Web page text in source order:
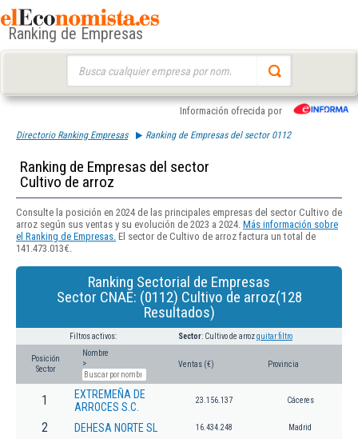
Ranking de Empresas
Información ofrecida por
Directorio Ranking Empresas Ranking de Empresas del sector 0112
Ranking de Empresas del sector
Cultivo de arroz
Consulte la posición en 2024 de las principales empresas del sector Cultivo de
arroz según sus ventas y su evolución de 2023 a 2024. Más información sobre
el Ranking de Empresas. El sector de Cultivo de arroz factura un total de
141.473.013€.
Ranking Sectorial de Empresas
Sector CNAE: (0112) Cultivo de arroz(128
Resultados)
Filtros activos: Sector: Cultivo de arrozquitar filtro
Posición
Sector
Nombre
>
Ventas (€) Provincia
1
EXTREMEÑA DE
ARROCES S.C.
23.156.137 Cáceres
2 DEHESA NORTE SL 16.434.248 Madrid